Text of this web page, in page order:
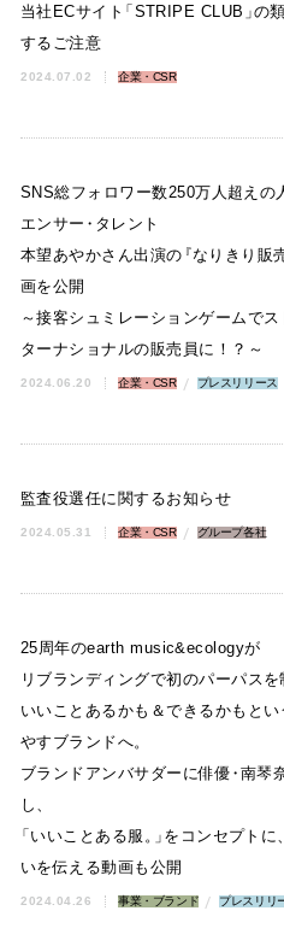
当社ECサイト「STRIPE CLUB 」の
するご注意
2024.07.02 企業・CSR
SNS総フォロワー数250万人超えの
エンサー・タレント
本望あやかさん出演の『なりきり販
画を公開
～接客シュミレーションゲームで
ターナショナルの販売員に！？～
2024.06.20 企業・CSR プレスリリース
監査役選任に関するお知らせ
2024.05.31 企業・CSR グループ各社
25周年のearth music&ecologyが
リブランディングで初のパーパスを
いいことあるかも＆できるかもとい
やすブランドへ。
ブランドアンバサダーに俳優・南琴
し
「いいことある服 。」をコンセプトに
いを伝える動画も公開
2024.04.26 事業・ブランド プレスリリ